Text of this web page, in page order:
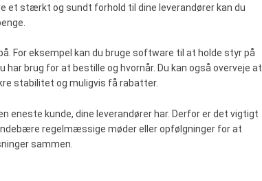
et stærkt og sundt forhold til dine leverandører kan du
For eksempel kan du bruge software til at holde styr på
brug for at bestille og hvornår. Du kan også overveje at
stabilitet og muligvis få rabatter.
eneste kunde, dine leverandører har. Derfor er det vigtigt
regelmæssige møder eller opfølgninger for at
sammen.